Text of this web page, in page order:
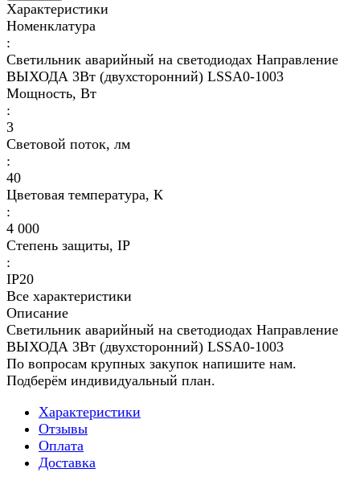
Характеристики
Номенклатура
:
Светильник аварийный на светодиодах Направление
ВЫХОДА 3Вт (двухсторонний) LSSA0-1003
Мощность, Вт
:
3
Световой поток, лм
:
40
Цветовая температура, К
:
4 000
Степень защиты, IP
:
IP20
Все характеристики
Описание
Светильник аварийный на светодиодах Направление
ВЫХОДА 3Вт (двухсторонний) LSSA0-1003
По вопросам крупных закупок напишите нам.
Подберём индивидуальный план.
Характеристики
Отзывы
Оплата
Доставка